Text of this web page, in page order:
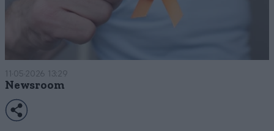
11·05·2026 13:29
Newsroom